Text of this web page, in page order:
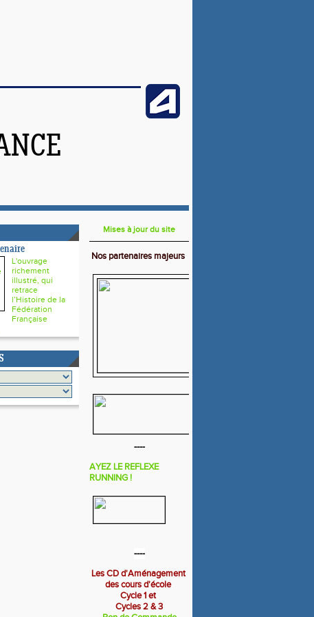
L'ouvrage
richement
illustré, qui
retrace
l’Histoire de la
Fédération
Française
Mises à jour du site
Nos partenaires majeurs
----
AYEZ LE REFLEXE
RUNNING !
----
Les CD d'Aménagement
des cours d'école
Cycle 1 et
Cycles 2 & 3